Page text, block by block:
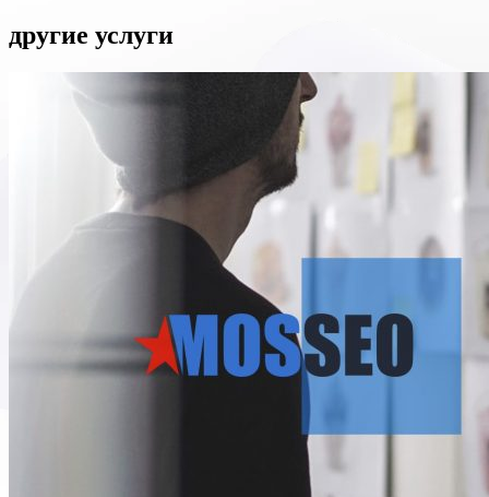
другие услуги